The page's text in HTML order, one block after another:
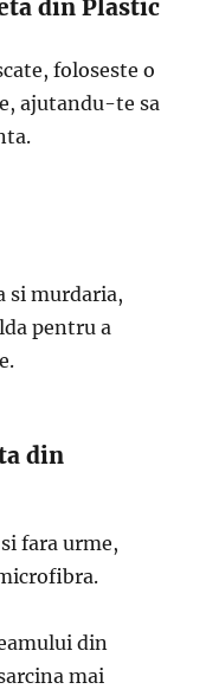
din Plastic
foloseste o
ajutandu-te sa
si murdaria,
pentru a
din
fara urme,
din
mai